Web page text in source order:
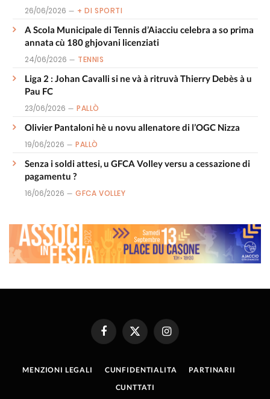
26/06/2026 + DI SPORTI
A Scola Municipale di Tennis d’Aiacciu celebra a so prima
annata cù 180 ghjovani licenziati
24/06/2026 TENNIS
Liga 2 : Johan Cavalli si ne và à ritruvà Thierry Debès à u
Pau FC
23/06/2026 PALLÒ
Olivier Pantaloni hè u novu allenatore di l’OGC Nizza
19/06/2026 PALLÒ
Senza i soldi attesi, u GFCA Volley versu a cessazione di
pagamentu ?
16/06/2026 GFCA VOLLEY
FacebookX
Instagram
MENZIONI LEGALI CUNFIDENTIALITA
PARTINARII
CUNTTATI